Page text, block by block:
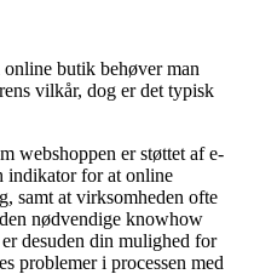
butik behøver man
vilkår, dog er det typisk
webshoppen er støttet af e-
indikator for at online
samt at virksomheden ofte
nødvendige knowhow
desuden din mulighed for
problemer i processen med